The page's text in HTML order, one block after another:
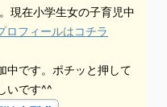
現在小学生女の子育児中
ロフィールはコチラ
中です。ポチッと押して
いです^^